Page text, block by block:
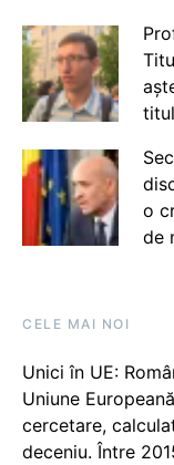
o
de
CELE MAI NOI
Unici în UE:
Uniune
cercetare,
deceniu. Între